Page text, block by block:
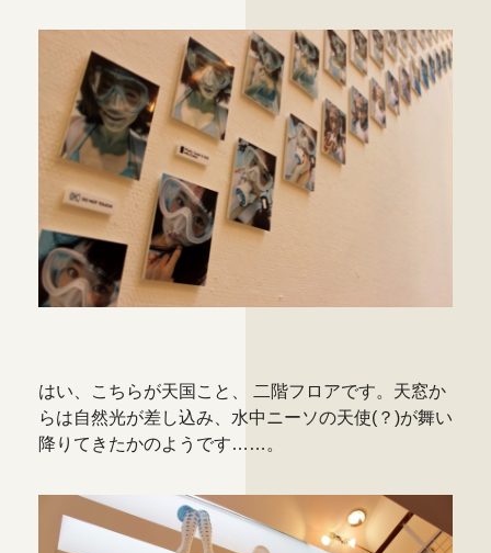
はい、こちらが天国こと、 二階フロアです。天窓か
らは自然光が差し込み、水中ニーソの天使(？)が舞い
降りてきたかのようです……。